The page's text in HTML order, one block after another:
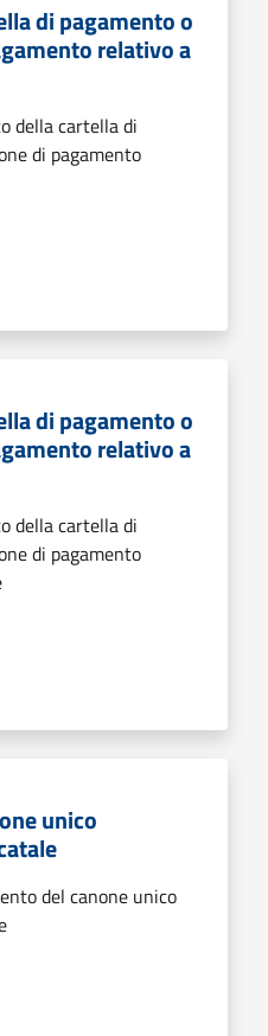
di pagamento o
relativo a
della cartella di
di pagamento
di pagamento o
relativo a
della cartella di
di pagamento
unico
del canone unico